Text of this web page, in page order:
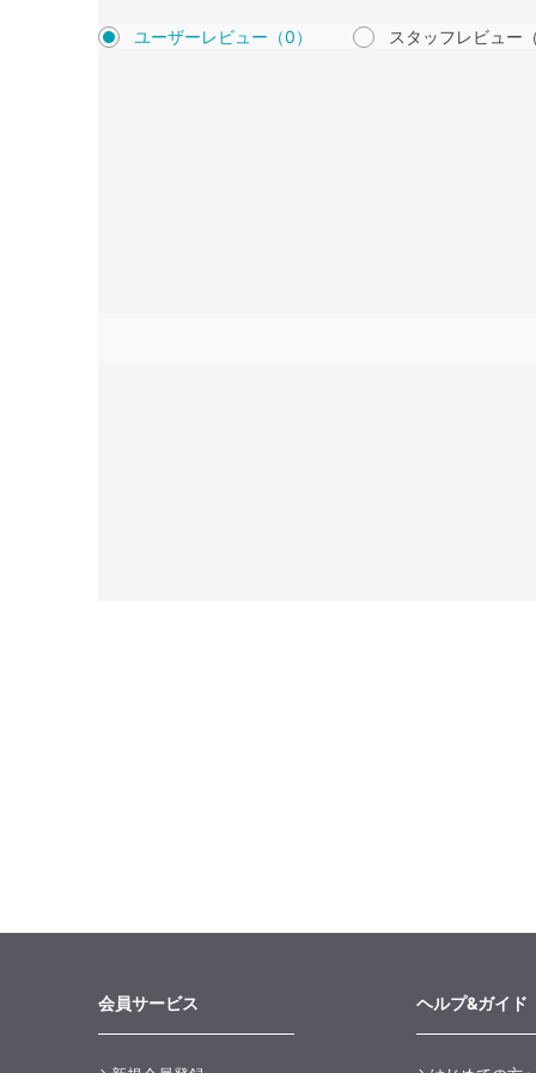
ユーザーレビュー （0） スタッフレビュー
会員サービス ヘルプ&ガイド